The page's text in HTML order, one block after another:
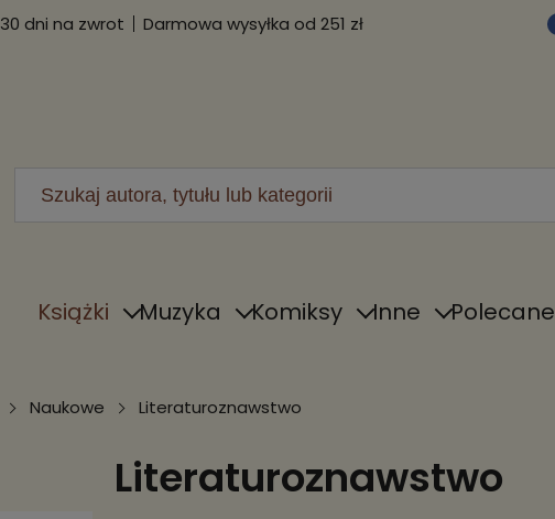
30 dni na zwrot Darmowa wysyłka od 251 zł
Książki Muzyka Komiksy Inne Polecane
Naukowe Literaturoznawstwo
Literaturoznawstwo